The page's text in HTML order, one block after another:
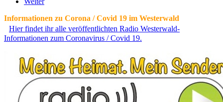
Informationen zu Corona / Covid 19 im Westerwald
Hier findet ihr alle veröffentlichten Radio Westerwald-
Informationen zum Coronavirus / Covid 19.